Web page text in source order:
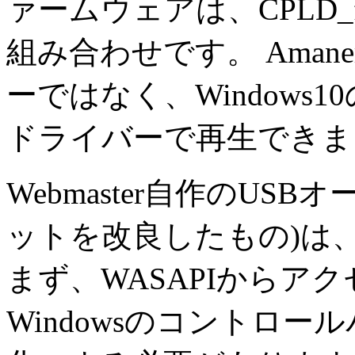
ァームウェアは、
組み合わせです。
ーではなく、
ドライバーで再生でき
Webmaster自作のUSB
ットを改良したもの)は
まず、WASAPIからア
Windowsのコントロー